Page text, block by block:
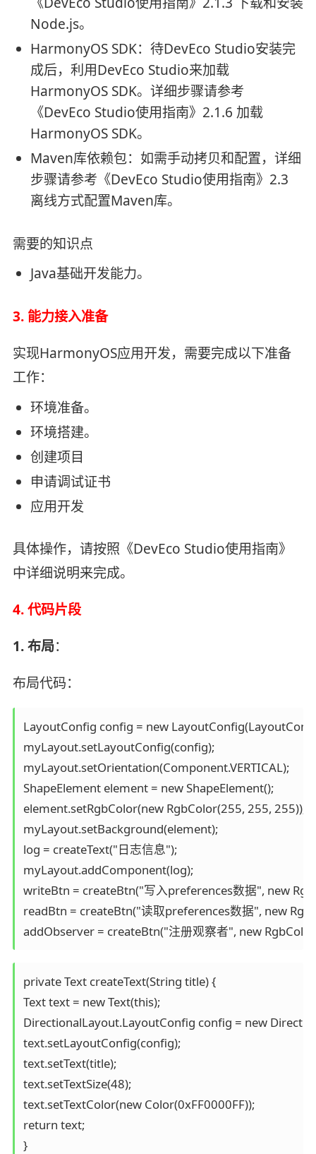
Node.js。
HarmonyOS SDK：待DevEco Studio安装完
成后，利用DevEco Studio来加载
HarmonyOS SDK。详细步骤请参考
《DevEco Studio使用指南》2.1.6 加载
HarmonyOS SDK。
Maven库依赖包：如需手动拷贝和配置，详细
步骤请参考《DevEco Studio使用指南》2.3
离线方式配置Maven库。
需要的知识点
Java基础开发能力。
3. 能力接入准备
实现HarmonyOS应用开发，需要完成以下准备
工作：
环境准备。
环境搭建。
创建项目
申请调试证书
应用开发
具体操作，请按照《DevEco Studio使用指南》
中详细说明来完成。
4. 代码片段
1. 布局：
布局代码：
LayoutConfig config = new
myLayout.setLayoutConfig(config);
myLayout.setOrientation(Component.VERTICAL);
ShapeElement element = new ShapeElement();
element.setRgbColor(new RgbColor(255, 255, 255));
myLayout.setBackground(element);
log = createText("日志信息");
myLayout.addComponent(log);
writeBtn = createBtn("写入preferences数据", new
readBtn = createBtn("读取preferences数据", new
private Text createText(String title) {
Text text = new Text(this);
DirectionalLayout.LayoutConfig config = new
text.setLayoutConfig(config);
text.setText(title);
text.setTextSize(48);
text.setTextColor(new Color(0xFF0000FF));
return text;
}